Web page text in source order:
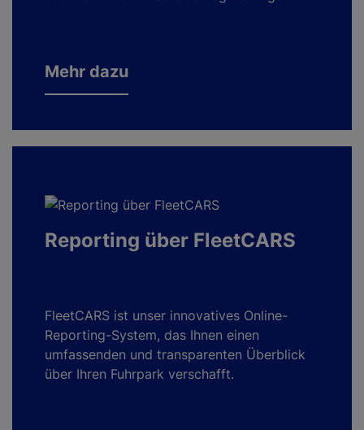
Mehr dazu
Reporting über FleetCARS
FleetCARS ist unser innovatives Online-
Reporting-System, das Ihnen einen
umfassenden und transparenten Überblick
über Ihren Fuhrpark verschafft.